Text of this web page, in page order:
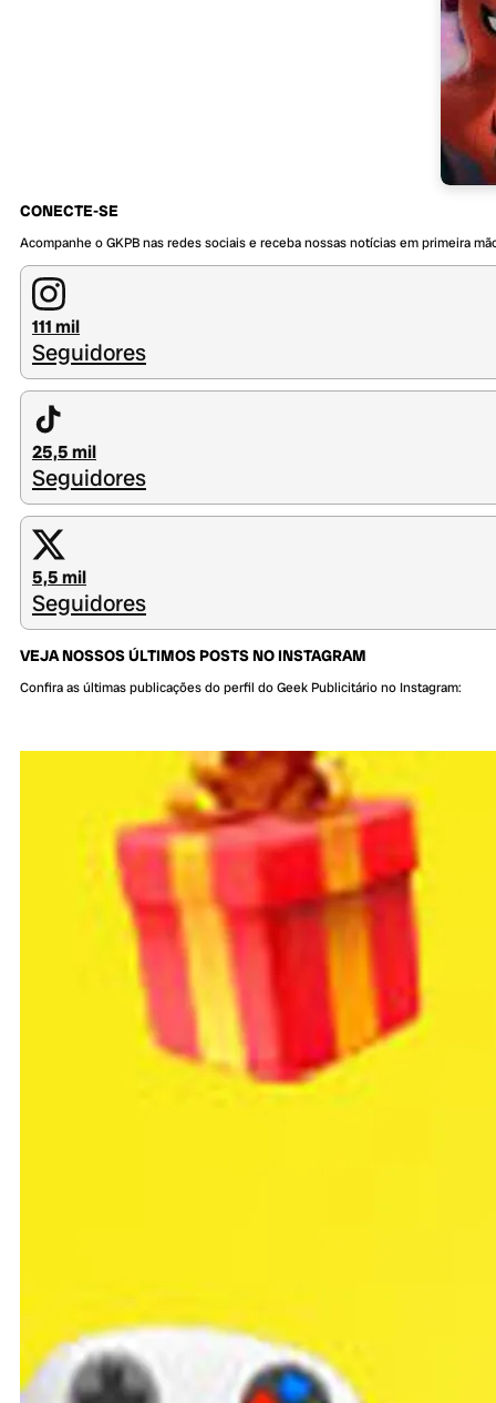
CONECTE-SE
Acompanhe o GKPB nas redes sociais e receba nossas notícias em primeira
111 mil
Seguidores
25,5 mil
Seguidores
5,5 mil
Seguidores
VEJA NOSSOS ÚLTIMOS POSTS NO INSTAGRAM
Confira as últimas publicações do perfil do Geek Publicitário no Instagram: